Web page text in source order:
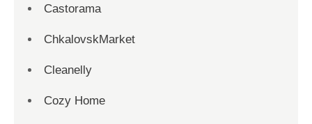
Castorama
ChkalovskMarket
Cleanelly
Cozy Home